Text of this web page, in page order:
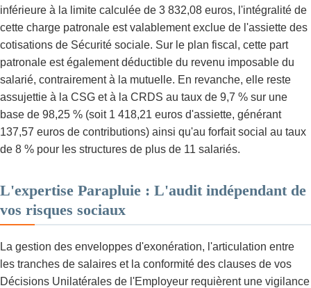
inférieure à la limite calculée de 3 832,08 euros, l'intégralité de
cette charge patronale est valablement exclue de l'assiette des
cotisations de Sécurité sociale. Sur le plan fiscal, cette part
patronale est également déductible du revenu imposable du
salarié, contrairement à la mutuelle. En revanche, elle reste
assujettie à la CSG et à la CRDS au taux de 9,7 % sur une
base de 98,25 % (soit 1 418,21 euros d'assiette, générant
137,57 euros de contributions) ainsi qu'au forfait social au taux
de 8 % pour les structures de plus de 11 salariés.
L'expertise Parapluie : L'audit indépendant de
vos risques sociaux
La gestion des enveloppes d'exonération, l'articulation entre
les tranches de salaires et la conformité des clauses de vos
Décisions Unilatérales de l'Employeur requièrent une vigilance